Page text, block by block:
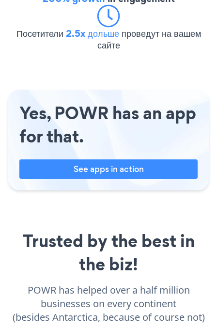
Посетители 2.5x дольше проведут на вашем
сайте
Yes, POWR has an app
for that.
See apps in action
Trusted by the best in
the biz!
POWR has helped over a half million
businesses on every continent
(besides Antarctica, because of course not)